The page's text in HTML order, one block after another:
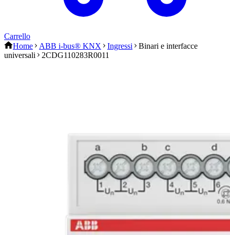
Carrello
Home
ABB i-bus® KNX Ingressi
Binari e interfacce
universali
2CDG110283R0011